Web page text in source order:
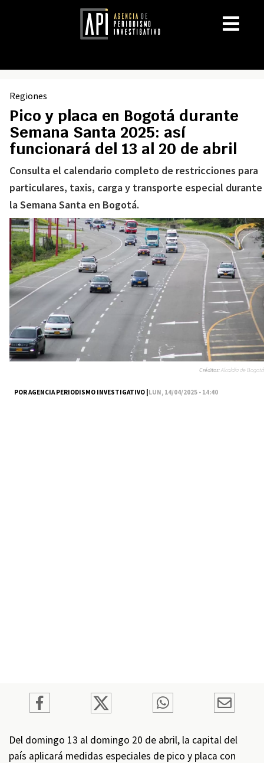
Regiones
Pico y placa en Bogotá durante
Semana Santa 2025: así
funcionará del 13 al 20 de abril
Consulta el calendario completo de restricciones para
particulares, taxis, carga y transporte especial durante
la Semana Santa en Bogotá.
POR AGENCIA PERIODISMO INVESTIGATIVO |LUN, 14/04/2025 - 14:40
Créditos:Alcaldía de Bogotá
Del domingo 13 al domingo 20 de abril, la capital del
país aplicará medidas especiales de pico y placa con